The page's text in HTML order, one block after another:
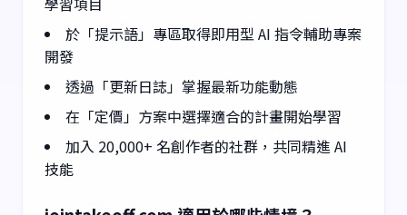
於「提示語」專區取得即用型 AI 指令輔助專案
開發
透過「更新日誌」掌握最新功能動態
在「定價」方案中選擇適合的計畫開始學習
加入 20,000+ 名創作者的社群，共同精進 AI
技能